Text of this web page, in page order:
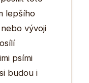
lepšího
vývoji
psími
budou i